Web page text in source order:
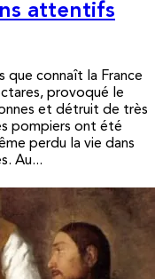
attentifs
que connaît la France
provoqué le
et détruit de très
pompiers ont été
perdu la vie dans
Au...